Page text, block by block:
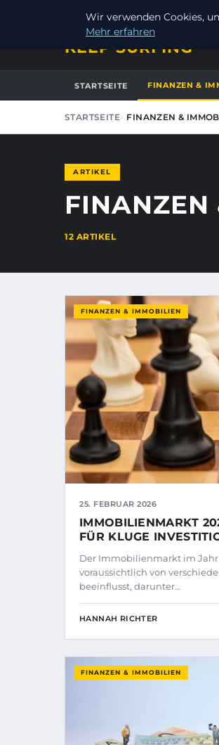
DONNERSTAG, 6. AUGUST 2026
KEEP SURFING
STARTSEITE FINANZEN &
STARTSEITE FINANZEN &
ARTIKEL
12 ARTIKEL
FINANZEN & IMMOBILIEN
25. FEBRUAR 2026
IMMOBILIENMARKT
FÜR KLUGE
Der Immobilienmarkt im Jahr
voraussichtlich von
beeinflusst, darunter…
HANNAH RICHTER
FINANZEN & IMMOBILIEN
Wir verwenden Cookies,
Mehr erfahren